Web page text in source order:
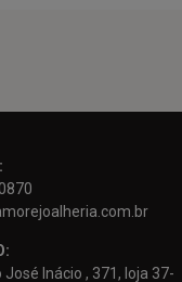
José Inácio , 371, loja 37-